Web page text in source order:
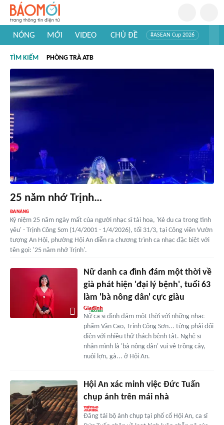
NÓNG MỚI VIDEO CHỦ ĐỀ #ASEAN Cup 2026
#Khám phá thế giới
TÌM KIẾM PHÒNG TRÀ ATB
25 năm nhớ Trịnh…
Kỷ niệm 25 năm ngày mất của người nhạc sĩ tài hoa, 'Kẻ du ca trong tình
yêu' - Trịnh Công Sơn (1/4/2001 - 1/4/2026), tối 31/3, tại Công viên Vườn
tượng An Hội, phường Hội An diễn ra chương trình ca nhạc đặc biệt với
tên gọi: '25 năm nhớ Trịnh'.
Nữ danh ca đình đám một thời về
già phát hiện 'đại lý bệnh', tuổi 63
làm 'bà nông dân' cực giàu
Nữ ca sĩ đình đám một thời với những nhạc
phẩm Văn Cao, Trịnh Công Sơn... từng phải đối
diện với nhiều thử thách bệnh tật. Nghệ sĩ
nhận mình là 'bà nông dân' vui vẻ trồng cây,
nuôi lợn, gà... ở Hội An.
Hội An xác minh việc Đức Tuấn
chụp ảnh trên mái nhà
Đăng tải bộ ảnh chụp tại phố cổ Hội An, ca sĩ